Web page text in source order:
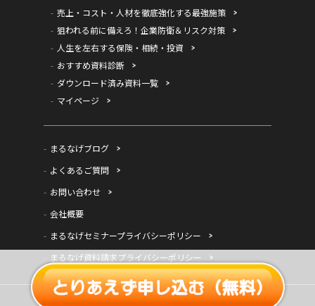
売上・コスト・人材を徹底強化する最強施策
狙われる前に備えろ！企業防衛＆リスク対策
人生を左右する保険・相続・投資
おすすめ資料診断
ダウンロード済み資料一覧
マイページ
まるなげブログ
よくあるご質問
お問い合わせ
会社概要
まるなげセミナープライバシーポリシー
まるなげ資料請求プライバシーポリシー
© 株式会社インデンコンサルティング